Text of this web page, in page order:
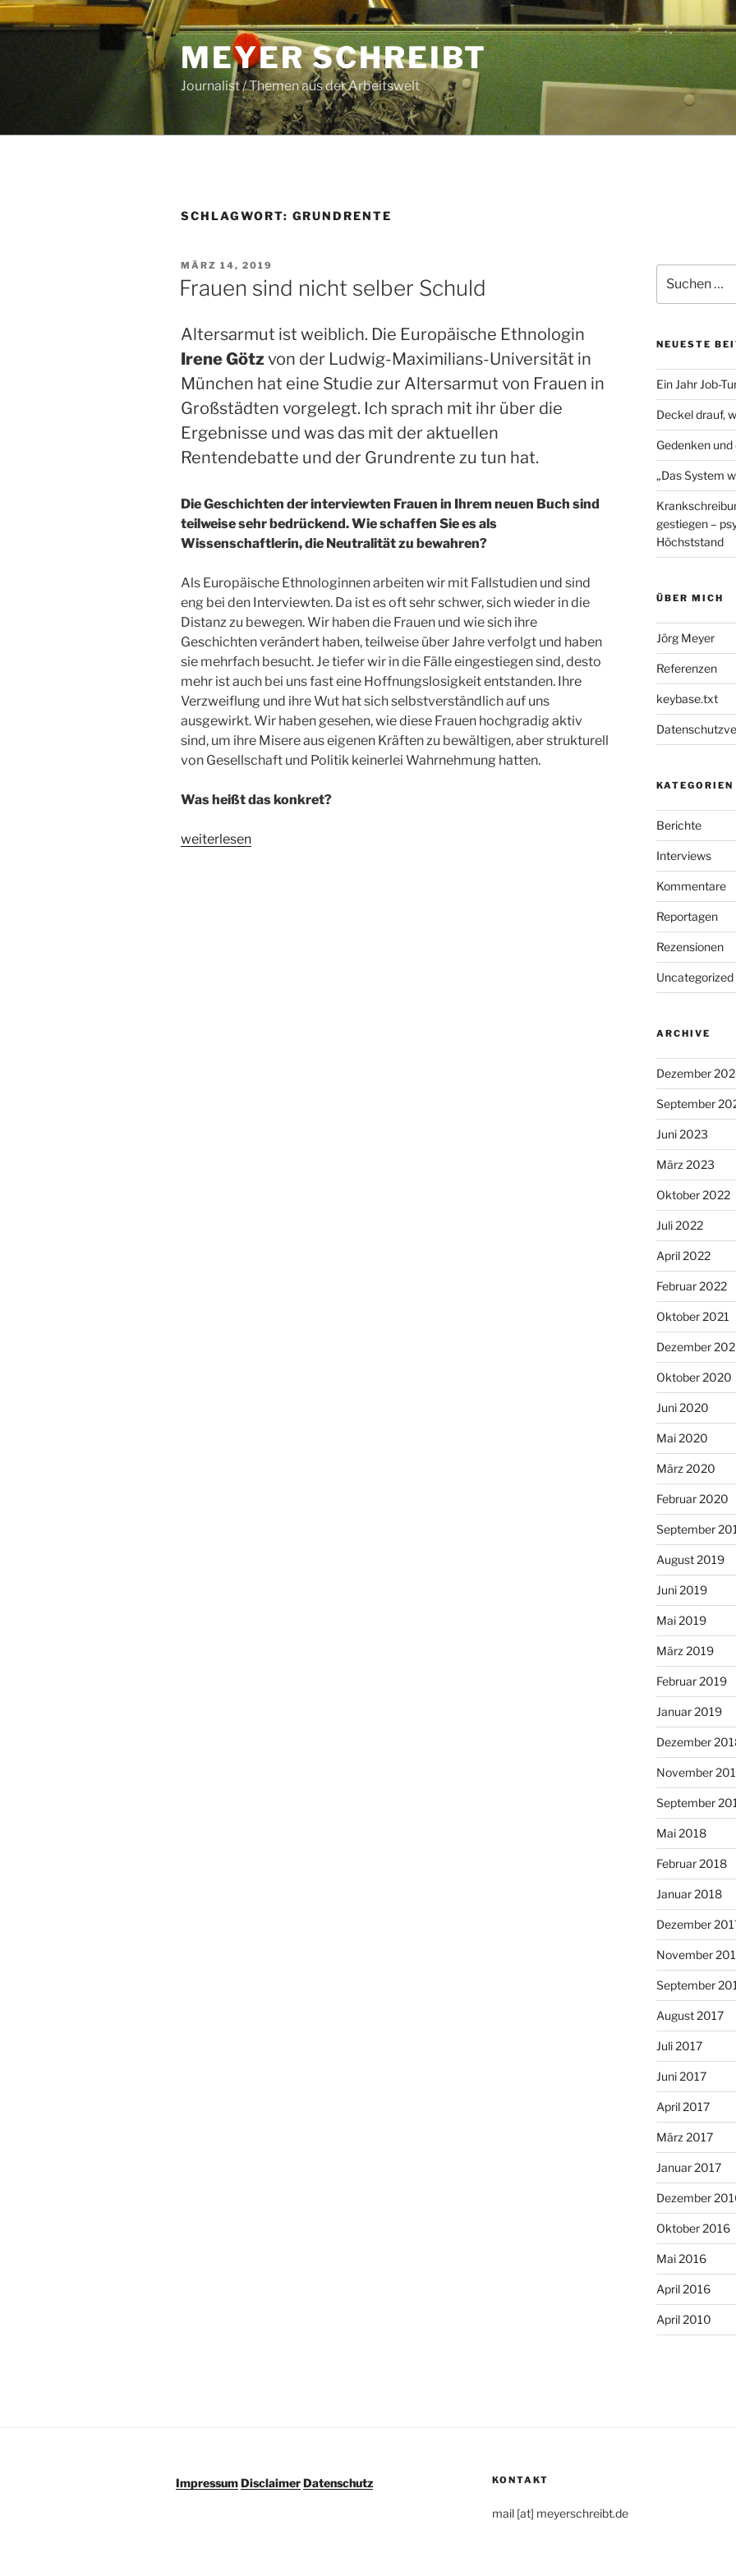
Zum
Inhalt
MEYER SCHREIBT
Journalist / Themen aus der Arbeitswelt
SCHLAGWORT: GRUNDRENTE
VERÖFFENTLICHT
AM
MÄRZ 14, 2019
Frauen sind nicht selber Schuld
Altersarmut ist weiblich. Die Europäische Ethnologin
Irene Götzvon der Ludwig-Maximilians-Universität in
München hat eine Studie zur Altersarmut von Frauen in
Großstädten vorgelegt. Ich sprach mit ihr über die
Ergebnisse und was das mit der aktuellen
Rentendebatte und der Grundrente zu tun hat.
Die Geschichten der interviewten Frauen in Ihrem neuen Buch sind
teilweise sehr bedrückend. Wie schaffen Sie es als
Wissenschaftlerin, die Neutralität zu bewahren?
Als Europäische Ethnologinnen arbeiten wir mit Fallstudien und sind
eng bei den Interviewten. Da ist es oft sehr schwer, sich wieder in die
Distanz zu bewegen. Wir haben die Frauen und wie sich ihre
Geschichten verändert haben, teilweise über Jahre verfolgt und haben
sie mehrfach besucht. Je tiefer wir in die Fälle eingestiegen sind, desto
mehr ist auch bei uns fast eine Hoffnungslosigkeit entstanden. Ihre
Verzweiflung und ihre Wut hat sich selbstverständlich auf uns
ausgewirkt. Wir haben gesehen, wie diese Frauen hochgradig aktiv
sind, um ihre Misere aus eigenen Kräften zu bewältigen, aber strukturell
von Gesellschaft und Politik keinerlei Wahrnehmung hatten.
Was heißt das konkret?
„Frauen
weiterlesen
nach:
NEUESTE
Ein Jahr Job-
Deckel drauf,
Gedenken
„Das System
gestiegen –
Höchststand
ÜBER MICH
Jörg Meyer
Referenzen
keybase.txt
KATEGORIEN
Berichte
Interviews
Kommentare
Reportagen
Rezensionen
Uncategorized
ARCHIVE
Dezember
September
Juni 2023
März 2023
Oktober 2022
Juli 2022
April 2022
Februar 2022
Oktober 2021
Dezember
Oktober 2020
Juni 2020
Mai 2020
März 2020
Februar 2020
September
August 2019
Juni 2019
Mai 2019
März 2019
Februar 2019
Januar 2019
Dezember
November
September
Mai 2018
Februar 2018
Januar 2018
Dezember
November
September
August 2017
Juli 2017
Juni 2017
April 2017
März 2017
Januar 2017
Dezember
Oktober 2016
Mai 2016
April 2016
April 2010
ImpressumDisclaimerDatenschutz KONTAKT
mail [at] meyerschreibt.de